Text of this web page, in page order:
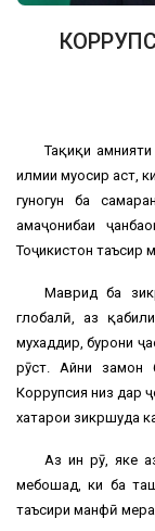
Таҳқиқи
илмии муосир аст,
гуногун ба
ҳамаҷонибаи
Тоҷикистон таъсир
Маврид ба
глобалӣ, аз
мухаддир, буҳрони
рӯст. Айни замон
Коррупсия низ дар
хатарҳои зикршуда
Аз ин рӯ, яке
мебошад, ки ба
таъсири манфӣ